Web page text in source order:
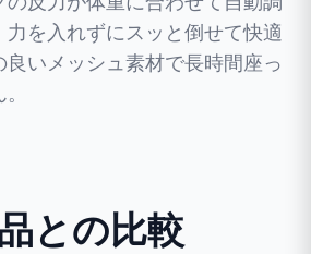
力を入れずにスッと倒せて快適
良いメッシュ素材で長時間座っ
との比較